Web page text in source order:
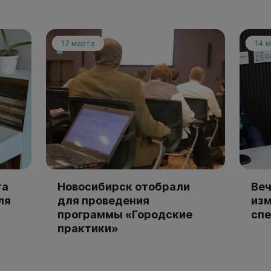
17 марта
Новосибирск отобрали
для проведения
программы «Городские
практики»
14